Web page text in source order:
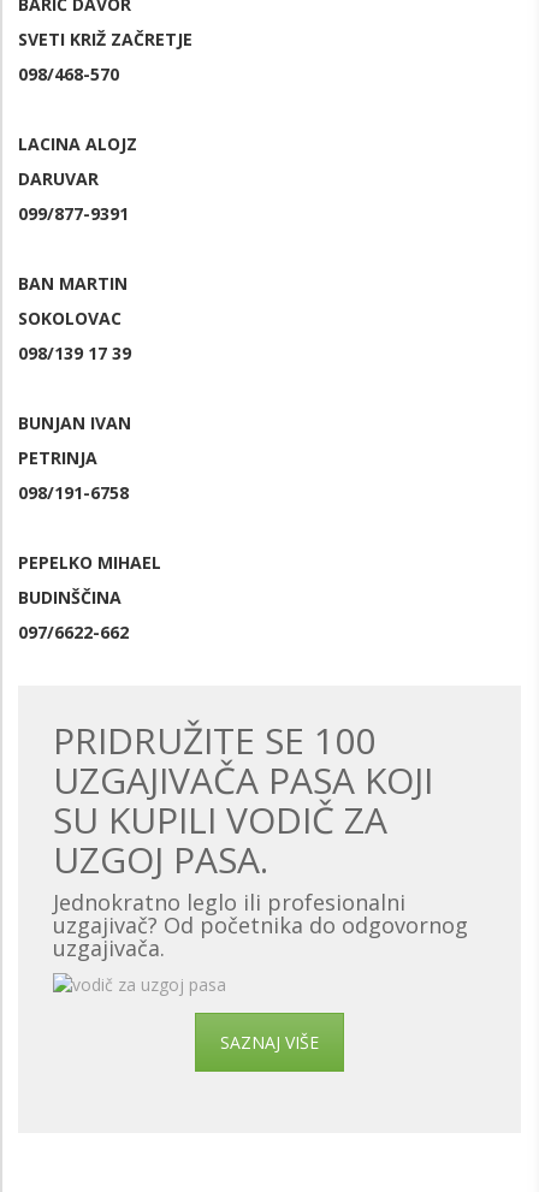
SVETI KRIŽ ZAČRETJE
098/468-570
LACINA ALOJZ
DARUVAR
099/877-9391
BAN MARTIN
SOKOLOVAC
098/139 17 39
BUNJAN IVAN
PETRINJA
098/191-6758
PEPELKO MIHAEL
BUDINŠČINA
097/6622-662
PRIDRUŽITE SE 100
UZGAJIVAČA PASA KOJI
SU KUPILI VODIČ ZA
UZGOJ PASA.
Jednokratno leglo ili profesionalni
uzgajivač? Od početnika do odgovornog
uzgajivača.
SAZNAJ VIŠE